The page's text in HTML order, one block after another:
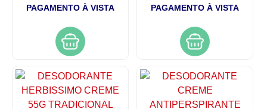
PAGAMENTO À VISTA PAGAMENTO À VISTA